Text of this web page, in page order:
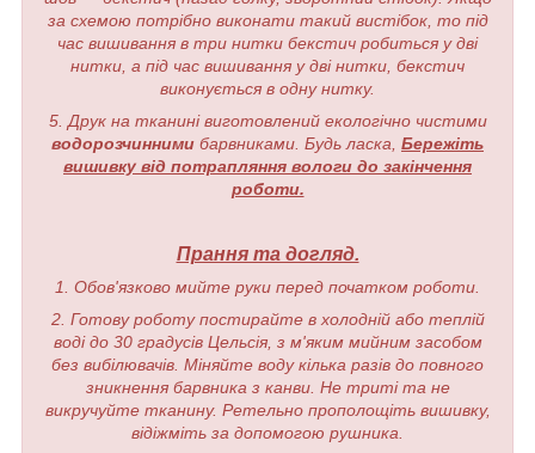
за схемою потрібно виконати такий вистібок, то під
час вишивання в три нитки бекстич робиться у дві
нитки, а під час вишивання у дві нитки, бекстич
виконується в одну нитку.
5. Друк на тканині виготовлений екологічно чистими
водорозчинними барвниками. Будь ласка, Бережіть
вишивку від потрапляння вологи до закінчення
роботи.
Прання та догляд.
1. Обов'язково мийте руки перед початком роботи.
2. Готову роботу постирайте в холодній або теплій
воді до 30 градусів Цельсія, з м'яким мийним засобом
без вибілювачів. Міняйте воду кілька разів до повного
зникнення барвника з канви. Не триті та не
викручуйте тканину. Ретельно прополощіть вишивку,
відіжміть за допомогою рушника.